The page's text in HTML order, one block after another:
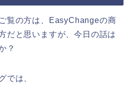
覧の方は、EasyChangeの商
だと思いますが、今日の話は
？
では、